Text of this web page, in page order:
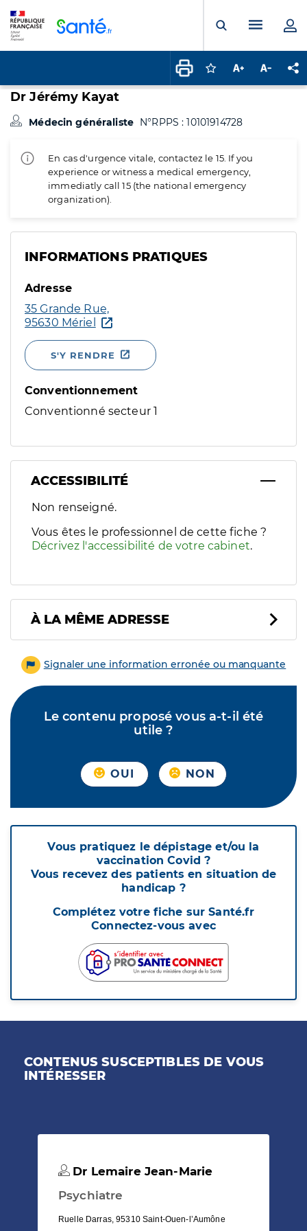
Ouvrir laMenu
Connectez-vous
Augmenter la
Dr Jérémy Kayat
Médecin généraliste N°RPPS : 10101914728
En cas d'urgence vitale, contactez le 15. If you
experience or witness a medical emergency,
immediatly call 15 (the national emergency
organization).
INFORMATIONS PRATIQUES
Adresse
35 Grande Rue,
95630 Mériel
S'Y RENDRE
Conventionnement
Conventionné secteur 1
ACCESSIBILITÉ
Filtres
Sélectionnez un ou plusieurs handicaps/besoins
Non renseigné.
Vous êtes le professionnel de cette fiche ?
Décrivez l'accessibilité de votre cabinet.
À LA MÊME ADRESSE
Signaler une information erronée ou manquante
Le contenu proposé vous a-t-il été
utile ?
OUI NON
Vous pratiquez le dépistage et/ou la
vaccination Covid ?
Vous recevez des patients en situation de
handicap ?
Complétez votre fiche sur Santé.fr
Connectez-vous avec
CONTENUS SUSCEPTIBLES DE VOUS
INTÉRESSER
Dr Lemaire Jean-Marie
Psychiatre
Ruelle Darras, 95310 Saint-Ouen-l’Aumône